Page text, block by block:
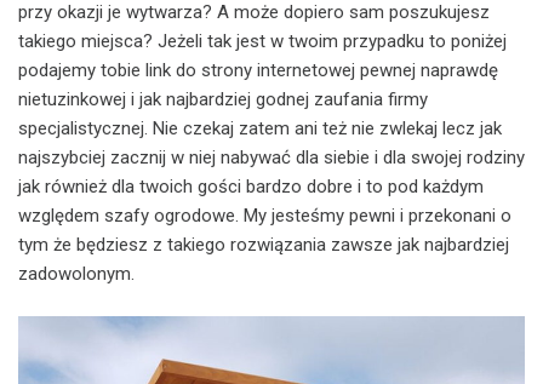
przy okazji je wytwarza? A może dopiero sam poszukujesz
takiego miejsca? Jeżeli tak jest w twoim przypadku to poniżej
podajemy tobie link do strony internetowej pewnej naprawdę
nietuzinkowej i jak najbardziej godnej zaufania firmy
specjalistycznej. Nie czekaj zatem ani też nie zwlekaj lecz jak
najszybciej zacznij w niej nabywać dla siebie i dla swojej rodziny
jak również dla twoich gości bardzo dobre i to pod każdym
względem szafy ogrodowe. My jesteśmy pewni i przekonani o
tym że będziesz z takiego rozwiązania zawsze jak najbardziej
zadowolonym.